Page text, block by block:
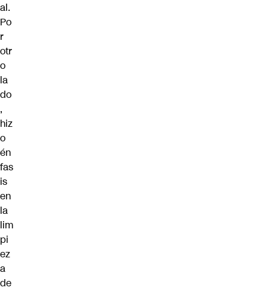
al.
Po
r
otr
o
la
do
,
hiz
o
én
fas
is
en
la
lim
pi
ez
a
de